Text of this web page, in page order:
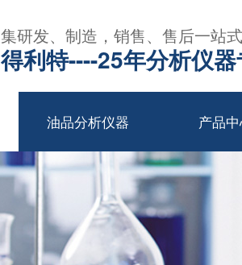
集研发、制造，销售、售后一站
得利特----25年分析仪
油品分析仪器 产品